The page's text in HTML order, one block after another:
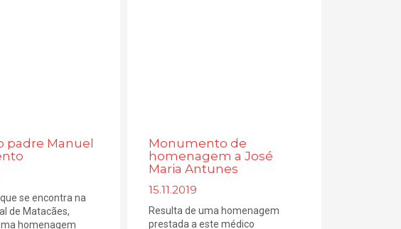
padre Manuel
se encontra na
de Matacães,
homenagem
Monumento de
homenagem a José
Maria Antunes
15.11.2019
Resulta de uma homenagem
prestada a este médico